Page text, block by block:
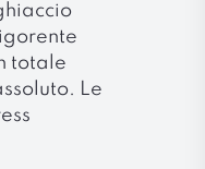
totale
Le